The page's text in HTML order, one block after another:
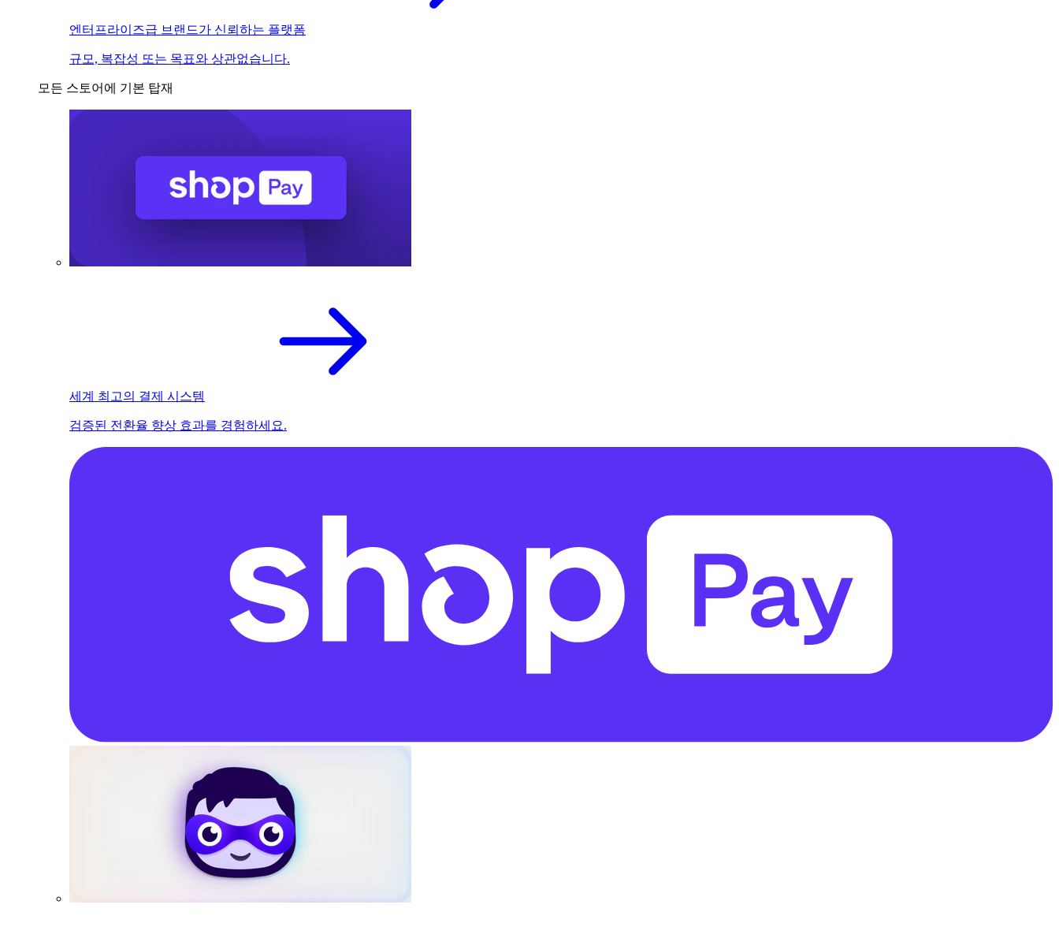
엔터프라이즈급 브랜드가 신뢰하는 플랫폼
규모, 복잡성 또는 목표와 상관없습니다.
모든 스토어에 기본 탑재
세계 최고의 결제 시스템
검증된 전환율 향상 효과를 경험하세요.